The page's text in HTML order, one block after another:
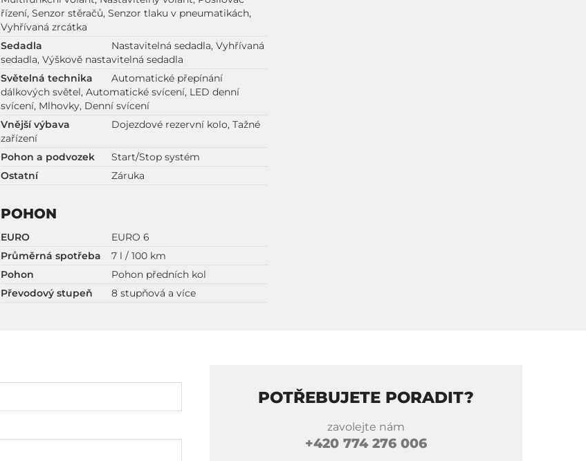
řízení, Senzor stěračů, Senzor tlaku v pneumatikách,
Vyhřívaná zrcátka
Sedadla
Nastavitelná sedadla, Vyhřívaná
sedadla, Výškově nastavitelná sedadla
Světelná technika
Automatické přepínání
dálkových světel, Automatické svícení, LED denní
svícení, Mlhovky, Denní svícení
Vnější výbava
Dojezdové rezervní kolo, Tažné
zařízení
Pohon a podvozek
Start/Stop systém
Ostatní
Záruka
POHON
EURO
EURO 6
Průměrná spotřeba
7 l / 100 km
Pohon
Pohon předních kol
Převodový stupeň
8 stupňová a více
POTŘEBUJETE PORADIT?
zavolejte nám
+420 774 276 006